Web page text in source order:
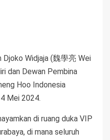
Djoko Widjaja (魏學亮 Wei
dan Dewan Pembina
Hoo Indonesia
Mei 2024.
di ruang duka VIP
di mana seluruh